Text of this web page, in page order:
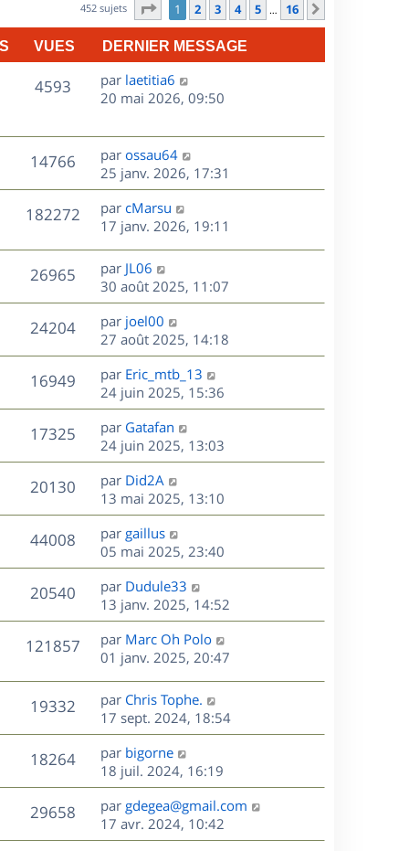
452 sujets Page sur16
1 2 3 4 5 … 16
VUES DERNIER MESSAGE
4593V
e
s
D
e
n
i
e
r
m
e
s
a
g
e
par laetitia6
20 mai 2026, 09:50
14766V
u
e
D
e
r
n
i
e
r
m
e
s
s
a
g
e
par ossau64
25 janv. 2026, 17:31
182272V
u
D
e
n
i
e
r
m
e
s
s
a
g
e
par cMarsu
17 janv. 2026, 19:11
26965V
u
s
D
e
r
n
i
e
r
m
e
s
s
a
g
e
par JL06
30 août 2025, 11:07
24204V
u
D
e
r
n
i
e
r
m
e
s
s
a
g
e
par joel00
27 août 2025, 14:18
16949V
u
s
D
e
r
n
i
e
r
m
e
s
s
a
g
e
par Eric_mtb_13
24 juin 2025, 15:36
17325V
u
s
D
e
r
n
i
e
r
m
e
s
s
a
g
e
par Gatafan
24 juin 2025, 13:03
20130V
u
e
s
D
e
r
n
i
e
r
m
e
s
s
a
g
e
par Did2A
13 mai 2025, 13:10
44008V
u
s
D
e
r
n
i
e
r
m
e
s
s
a
g
e
par gaillus
05 mai 2025, 23:40
20540V
u
e
D
e
r
n
i
r
m
e
s
s
a
g
e
par Dudule33
13 janv. 2025, 14:52
121857V
u
D
e
i
e
r
m
e
s
s
a
par Marc Oh Polo
01 janv. 2025, 20:47
19332V
u
s
D
e
r
n
i
e
r
m
e
par Chris Tophe.
17 sept. 2024, 18:54
18264V
u
e
D
e
r
n
i
e
par bigorne
18 juil. 2024, 16:19
29658V
u
D
e
r
par gdegea@gmail.com
17 avr. 2024, 10:42